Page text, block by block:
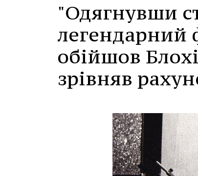
"Одягнувши
легендарний
обійшов
зрівняв